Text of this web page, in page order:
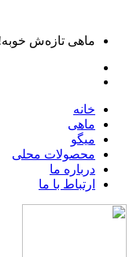
ماهی تازه‌ش
خانه
ماهی
میگو
محصولات محلی
درباره ما
ارتباط با ما